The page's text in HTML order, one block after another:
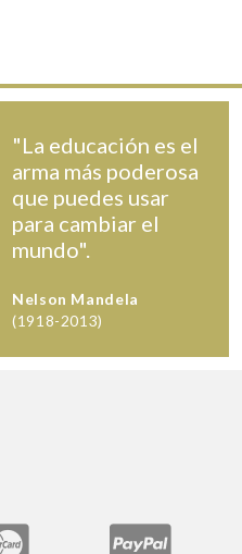
"La educación es el
arma más poderosa
que puedes usar
para cambiar el
mundo".
Nelson Mandela
(1918-2013)